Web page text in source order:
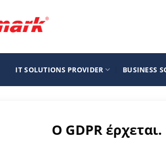
IT SOLUTIONS PROVIDER BUSINESS
O GDPR